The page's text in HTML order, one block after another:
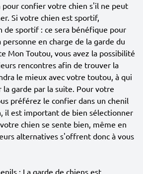
confier votre chien s'il ne peut
Si votre chien est sportif,
de sportif : ce sera bénéfique pour
personne en charge de la garde du
Mon Toutou, vous avez la possibilité
rencontres afin de trouver la
le mieux avec votre toutou, à qui
garde par la suite. Pour votre
préférez le confier dans un chenil
il est important de bien sélectionner
chien se sente bien, même en
alternatives s'offrent donc à vous
: La garde de chiens est